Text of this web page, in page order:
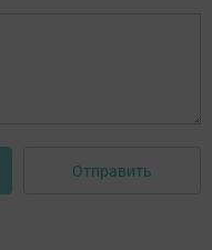
Отправить